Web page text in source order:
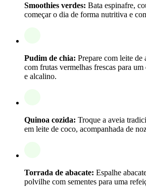
Smoothies verdes: Bata espinafre,
começar o dia de forma nutritiva e
Pudim de chia: Prepare com leite de
com frutas vermelhas frescas para
e alcalino.
Quinoa cozida: Troque a aveia
em leite de coco, acompanhada de
Torrada de abacate: Espalhe
polvilhe com sementes para uma